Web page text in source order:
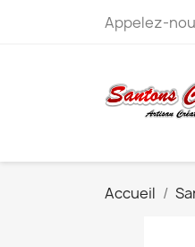
Appelez-
Accueil